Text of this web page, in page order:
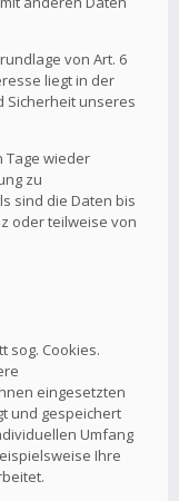
von Art. 6
liegt in der
Sicherheit unseres
Tage wieder
zu
sind die Daten bis
oder teilweise von
sog. Cookies.
eingesetzten
und gespeichert
Umfang
Ihre